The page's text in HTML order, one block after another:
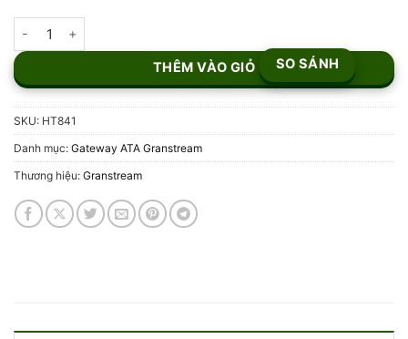
THÊM VÀO GIỎ SO SÁNH
SKU: HT841
Danh mục: Gateway ATA Granstream
Thương hiệu: Granstream